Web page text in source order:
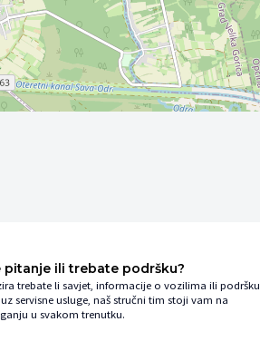
pitanje ili trebate podršku?
trebate li savjet, informacije o vozilima ili podršku
servisne usluge, naš stručni tim stoji vam na
u svakom trenutku.